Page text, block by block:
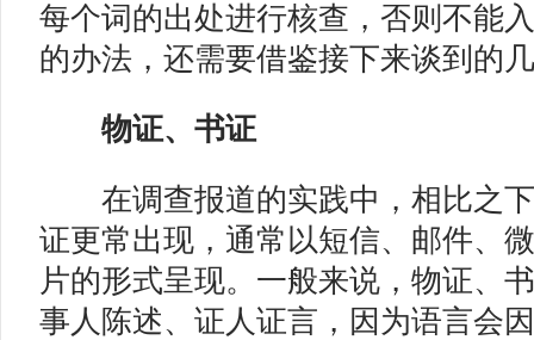
每个词的出处进行核查，否则不能
的办法，还需要借鉴接下来谈到的
物证、书证
在调查报道的实践中，相比之下
证更常出现，通常以短信、邮件、
片的形式呈现。一般来说，物证、
事人陈述、证人证言，因为语言会